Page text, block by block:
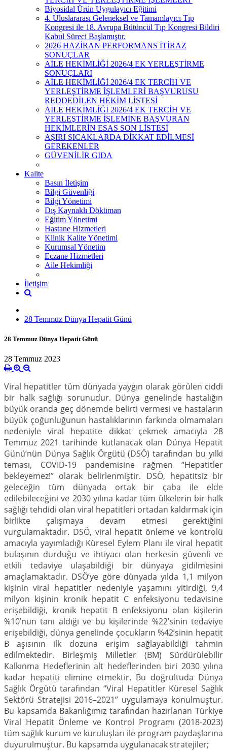
Biyosidal Ürün Uygulayıcı Eğitimi
4. Uluslararası Geleneksel ve Tamamlayıcı Tıp
Kongresi ile 18. Avrupa Bütüncül Tıp Kongresi Bildiri
Kabul Süreci Başlamıştır.
2026 HAZİRAN PERFORMANS İTİRAZ
SONUÇLAR
AİLE HEKİMLİĞİ 2026/4 EK YERLEŞTİRME
SONUÇLARI
AİLE HEKİMLİĞİ 2026/4 EK TERCİH VE
YERLEŞTİRME İŞLEMLERİ BAŞVURUSU
REDDEDİLEN HEKİM LİSTESİ
AİLE HEKİMLİĞİ 2026/4 EK TERCİH VE
YERLEŞTİRME İŞLEMİNE BAŞVURAN
HEKİMLERİN ESAS SON LİSTESİ
AŞIRI SICAKLARDA DİKKAT EDİLMESİ
GEREKENLER
GÜVENİLİR GIDA
Kalite
Basın İletişim
Bilgi Güvenliği
Bilgi Yönetimi
Dış Kaynaklı Döküman
Eğitim Yönetimi
Hastane Hizmetleri
Klinik Kalite Yönetimi
Kurumsal Yönetim
Eczane Hizmetleri
Aile Hekimliği
İletişim
28 Temmuz Dünya Hepatit Günü
28 Temmuz Dünya Hepatit Günü
28 Temmuz 2023
Viral hepatitler tüm dünyada yaygın olarak görülen ciddi
bir halk sağlığı sorunudur. Dünya genelinde hastalığın
büyük oranda geç dönemde belirti vermesi ve hastaların
büyük çoğunluğunun hastalıklarının farkında olmamaları
nedeniyle viral hepatite dikkat çekmek amacıyla 28
Temmuz 2021 tarihinde kutlanacak olan Dünya Hepatit
Günü’nün Dünya Sağlık Örgütü (DSÖ) tarafından bu yılki
teması, COVID-19 pandemisine rağmen “Hepatitler
bekleyemez!” olarak belirlenmiştir. DSÖ, hepatitsiz bir
geleceğin tüm dünyada ortak bir çaba ile elde
edilebileceğini ve 2030 yılına kadar tüm ülkelerin bir halk
sağlığı tehdidi olan viral hepatitleri ortadan kaldırmak için
birlikte çalışmaya devam etmesi gerektiğini
vurgulamaktadır. DSÖ, viral hepatit önleme ve kontrolü
amacıyla yayımladığı Küresel Eylem Planı ile viral hepatit
bulaşının durduğu ve ihtiyacı olan herkesin güvenli ve
etkili tedaviye ulaşabildiği bir dünyaya gidilmesini
amaçlamaktadır. DSÖ’ye göre dünyada yılda 1,1 milyon
kişinin viral hepatitler nedeniyle yaşamını yitirdiği, 9,4
milyon kişinin kronik hepatit C enfeksiyonu tedavisine
erişebildiği, kronik hepatit B enfeksiyonu olan kişilerin
%10’nun tanı aldığı ve bu kişilerinde %22’sinin tedaviye
erişebildiği, dünya genelinde çocukların %42’sinin hepatit
B aşısının ilk dozuna erişim sağlayabildiği tahmin
edilmektedir. Birleşmiş Milletler (BM) Sürdürülebilir
Kalkınma Hedeflerinin alt hedeflerinden biri 2030 yılına
kadar hepatiti elimine etmektir. Bu doğrultuda Dünya
Sağlık Örgütü tarafından “Viral Hepatitler Küresel Sağlık
Sektörü Stratejisi 2016–2021” uygulamaya konulmuştur.
Bu kapsamda Bakanlığımız tarafından hazırlanan Türkiye
Viral Hepatit Önleme ve Kontrol Programı (2018-2023)
tüm sağlık kurum ve kuruluşları ile program paydaşlarına
duyurulmuştur. Bu kapsamda uygulanacak stratejiler;